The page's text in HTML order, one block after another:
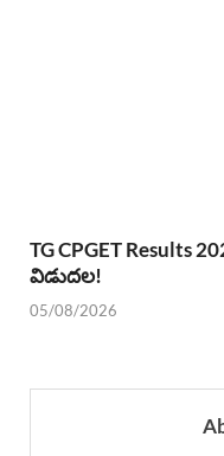
TG CPGET
విడుదల!
05/08/2026